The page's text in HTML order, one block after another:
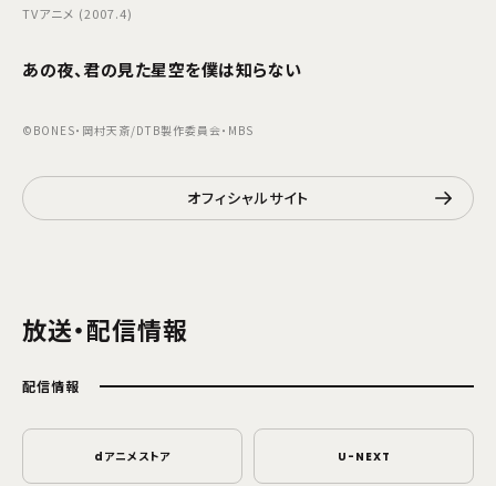
TVアニメ (2007.4)
あの夜、君の見た星空を僕は知らない
©BONES・岡村天斎/DTB製作委員会・MBS
オフィシャルサイト
放送・配信情報
配信情報
dアニメストア U-NEXT